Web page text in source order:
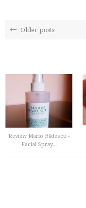
Older posts
Review Mario Bădescu -
Facial Spray...